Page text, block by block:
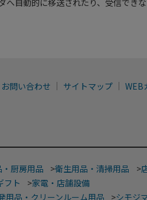
自動的に移送されたり、受信できな
お問い合わせ サイトマップ WEB
厨房用品 >衛生用品・清掃用品 >
フト
>家電・店舗設備
用品・クリーンルーム用品
>シモジ